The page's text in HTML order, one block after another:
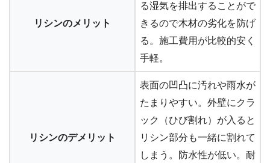
リシンのメリット
る湿気を排出することがで
きるので木材の劣化を防げ
る。施工費用が比較的安く
手軽。
リシンのデメリット
表面の凹凸に汚れや雨水が
たまりやすい。外壁にクラ
ック（ひび割れ）が入ると
リシン部分も一緒に割れて
しまう。防水性が低い。耐